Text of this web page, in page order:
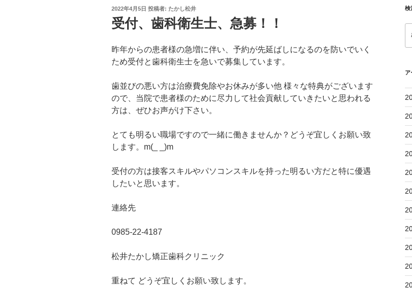
投
稿
日:
2022年4月5日 投稿者: たかし松井
受付、歯科衛生士、急募！！
昨年からの患者様の急増に伴い、予約が先延ばしになるのを防いでいく
ため受付と歯科衛生士を急いで募集しています。
歯並びの悪い方は治療費免除やお休みが多い他 様々な特典がございます
ので、当院で患者様のために尽力して社会貢献していきたいと思われる
方は、ぜひお声がけ下さい。
とても明るい職場ですので一緒に働きませんか？どうぞ宜しくお願い致
します。m(_ _)m
受付の方は接客スキルやパソコンスキルを持った明るい方だと特に優遇
したいと思います。
連絡先
0985-22-4187
松井たかし矯正歯科クリニック
重ねて どうぞ宜しくお願い致します。
検
ア